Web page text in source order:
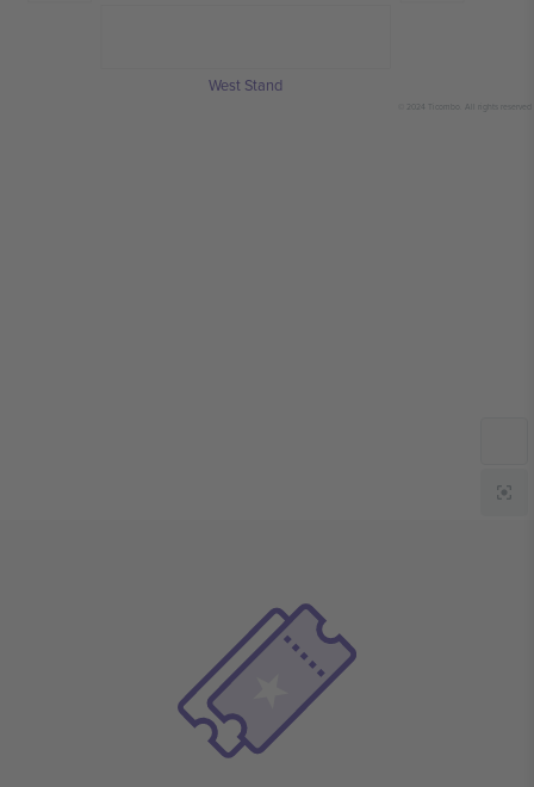
© 2024 Ticombo. All rights reserved
West Stand